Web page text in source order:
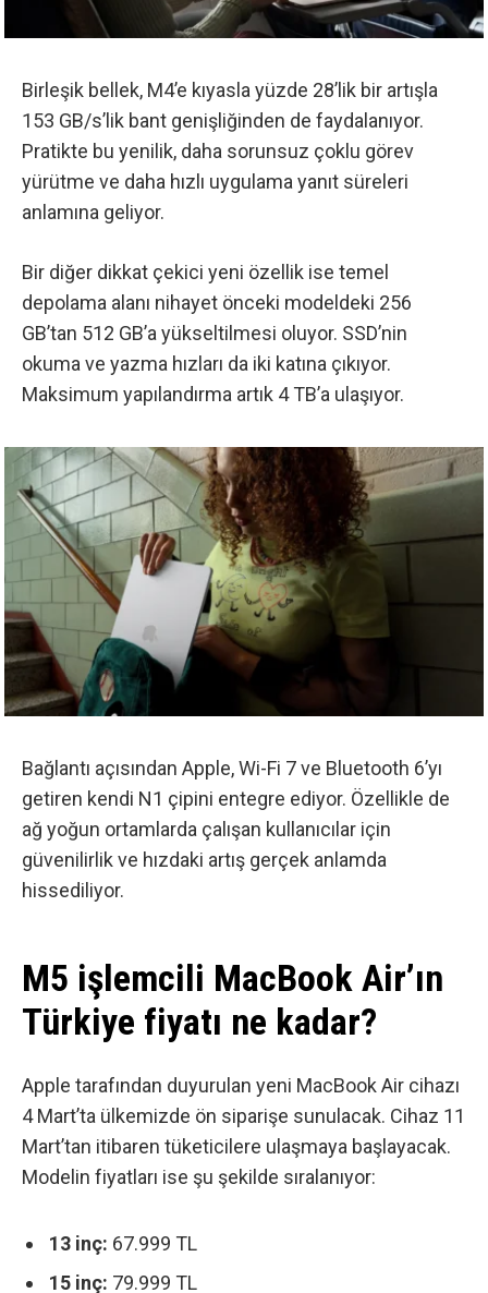
Birleşik bellek, M4’e kıyasla yüzde 28’lik bir artışla
153 GB/s’lik bant genişliğinden de faydalanıyor.
Pratikte bu yenilik, daha sorunsuz çoklu görev
yürütme ve daha hızlı uygulama yanıt süreleri
anlamına geliyor.
Bir diğer dikkat çekici yeni özellik ise temel
depolama alanı nihayet önceki modeldeki 256
GB’tan 512 GB’a yükseltilmesi oluyor. SSD’nin
okuma ve yazma hızları da iki katına çıkıyor.
Maksimum yapılandırma artık 4 TB’a ulaşıyor.
Bağlantı açısından Apple, Wi-Fi 7 ve Bluetooth 6’yı
getiren kendi N1 çipini entegre ediyor. Özellikle de
ağ yoğun ortamlarda çalışan kullanıcılar için
güvenilirlik ve hızdaki artış gerçek anlamda
hissediliyor.
M5 işlemcili MacBook Air’ın
Türkiye fiyatı ne kadar?
Apple tarafından duyurulan yeni MacBook Air cihazı
4 Mart’ta ülkemizde ön siparişe sunulacak. Cihaz 11
Mart’tan itibaren tüketicilere ulaşmaya başlayacak.
Modelin fiyatları ise şu şekilde sıralanıyor:
13 inç: 67.999 TL
15 inç: 79.999 TL